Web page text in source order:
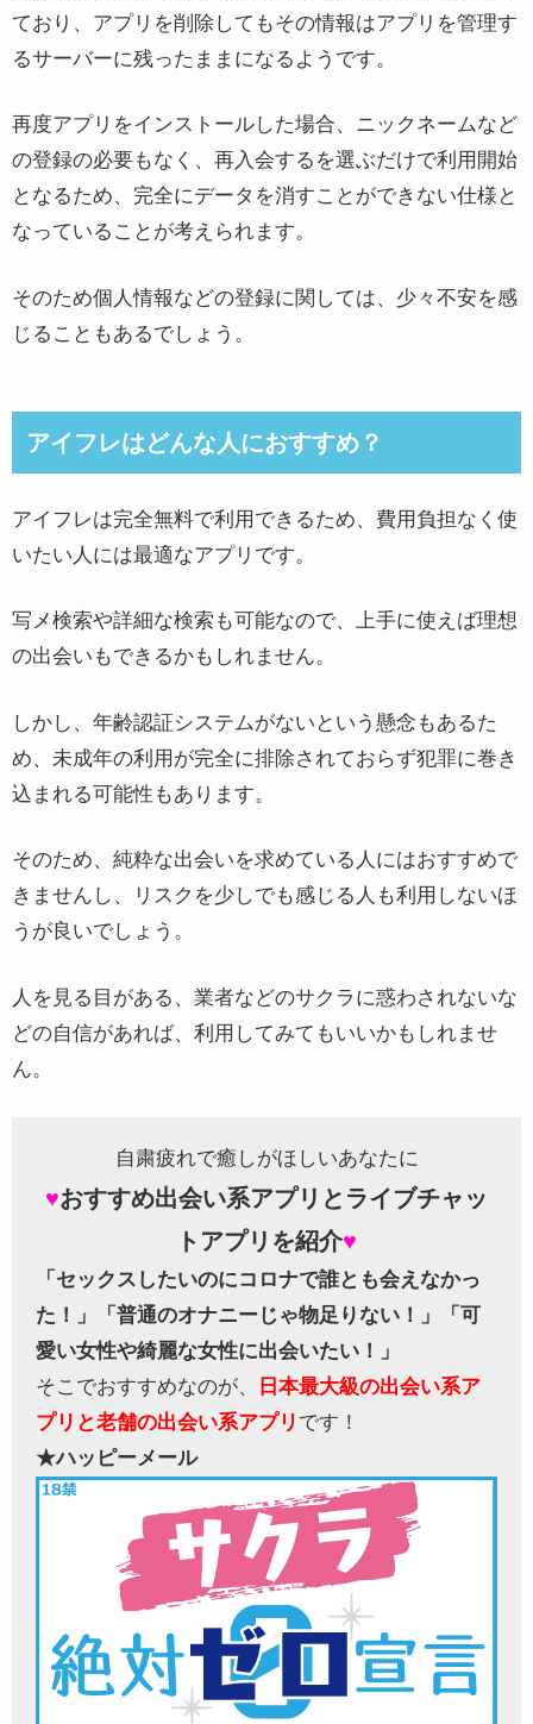
ており、アプリを削除してもその情報はアプリを管理す
るサーバーに残ったままになるようです。
再度アプリをインストールした場合、ニックネームなど
の登録の必要もなく、再入会するを選ぶだけで利用開始
となるため、完全にデータを消すことができない仕様と
なっていることが考えられます。
そのため個人情報などの登録に関しては、少々不安を感
じることもあるでしょう。
アイフレはどんな人におすすめ？
アイフレは完全無料で利用できるため、費用負担なく使
いたい人には最適なアプリです。
写メ検索や詳細な検索も可能なので、上手に使えば理想
の出会いもできるかもしれません。
しかし、年齢認証システムがないという懸念もあるた
め、未成年の利用が完全に排除されておらず犯罪に巻き
込まれる可能性もあります。
そのため、純粋な出会いを求めている人にはおすすめで
きませんし、リスクを少しでも感じる人も利用しないほ
うが良いでしょう。
人を見る目がある、業者などのサクラに惑わされないな
どの自信があれば、利用してみてもいいかもしれませ
ん。
自粛疲れで癒しがほしいあなたに
♥おすすめ出会い系アプリとライブチャッ
トアプリを紹介♥
「セックスしたいのにコロナで誰とも会えなかっ
た！」
「普通のオナニーじゃ物足りない！」
「可
愛い女性や綺麗な女性に出会いたい！」
そこでおすすめなのが、
日本最大級の出会い系ア
プリと老舗の出会い系アプリ です！
★ハッピーメール